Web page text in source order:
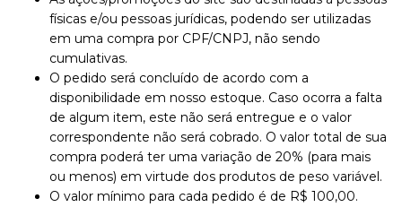
físicas e/ou pessoas jurídicas, podendo ser utilizadas
em uma compra por CPF/CNPJ, não sendo
cumulativas.
O pedido será concluído de acordo com a
disponibilidade em nosso estoque. Caso ocorra a falta
de algum item, este não será entregue e o valor
correspondente não será cobrado. O valor total de sua
compra poderá ter uma variação de 20% (para mais
ou menos) em virtude dos produtos de peso variável.
O valor mínimo para cada pedido é de R$ 100,00.